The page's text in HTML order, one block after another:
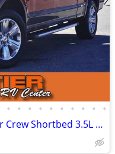
• • • • • • • • • •
2020 Ford F-150 Lariat FX4 Super Crew Shortbed 3.5L V6 Ecboost 4WD